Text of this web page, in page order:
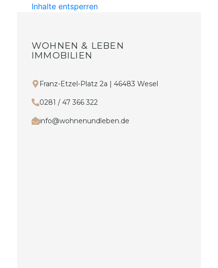
Inhalte entsperren
WOHNEN & LEBEN
IMMOBILIEN
Franz-Etzel-Platz 2a | 46483 Wesel
0281 / 47 366 322
info@wohnenundleben.de